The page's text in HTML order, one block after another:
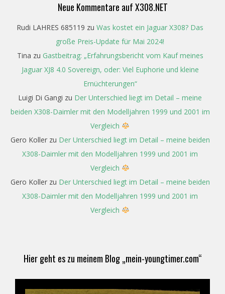
Neue Kommentare auf X308.NET
Rudi LAHRES 685119 zu Was kostet ein Jaguar X308? Das
große Preis-Update für Mai 2024!
Tina zu Gastbeitrag: „Erfahrungsbericht vom Kauf meines
Jaguar XJ8 4.0 Sovereign, oder: Viel Euphorie und kleine
Ernüchterungen“
Luigi Di Gangi zu Der Unterschied liegt im Detail – meine
beiden X308-Daimler mit den Modelljahren 1999 und 2001 im
Vergleich
Gero Kollerzu Der Unterschied liegt im Detail – meine beiden
X308-Daimler mit den Modelljahren 1999 und 2001 im
Vergleich
Gero Kollerzu Der Unterschied liegt im Detail – meine beiden
X308-Daimler mit den Modelljahren 1999 und 2001 im
Vergleich
Hier geht es zu meinem Blog „mein-youngtimer.com“